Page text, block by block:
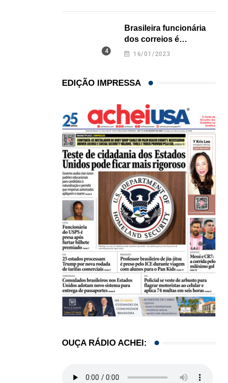
Brasileira funcionária
dos correios é
assassinada a facadas
16/01/2023
EDIÇÃO IMPRESSA
OUÇA RÁDIO ACHEI: